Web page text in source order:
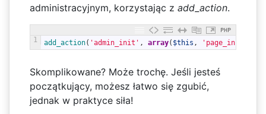
administracyjnym, korzystając z add_action.
PHP
1 add_action( 'admin_init' , array( $this , 'page_init'
Skomplikowane? Może trochę. Jeśli jesteś
początkujący, możesz łatwo się zgubić,
jednak w praktyce siła!